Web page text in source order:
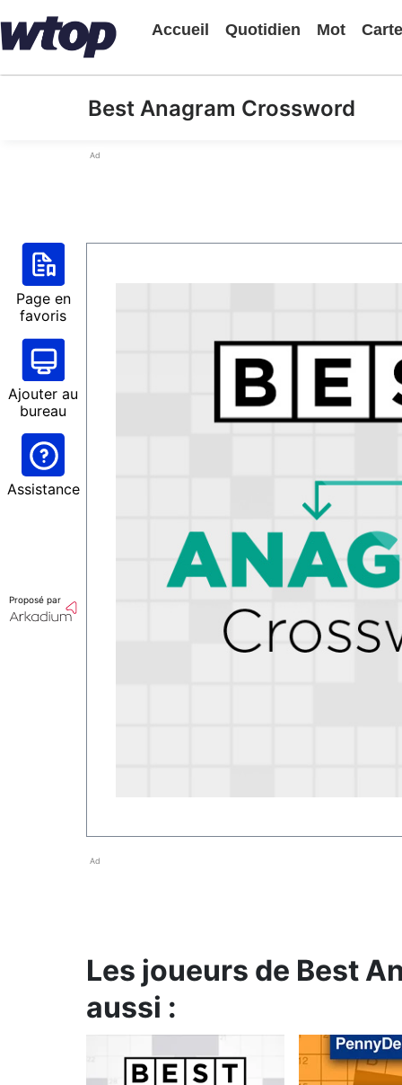
Accueil Quotidien Mot Carte
Best Anagram Crossword
Ad
Page en
favoris
Ajouter au
bureau
Assistance
Proposé par
Ad
Les joueurs de Best
aussi :